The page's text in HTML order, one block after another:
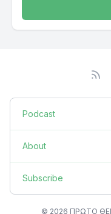
Podcast
About
Subscribe
© 2026 ΠΡΩΤΟ